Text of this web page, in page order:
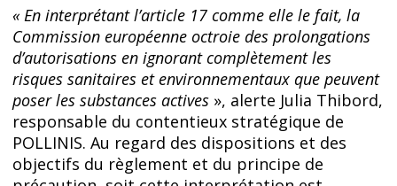
« En interprétant l’article 17 comme elle le fait, la
Commission européenne octroie des prolongations
d’autorisations en ignorant complètement les
risques sanitaires et environnementaux que peuvent
poser les substances actives », alerte Julia Thibord,
responsable du contentieux stratégique de
POLLINIS. Au regard des dispositions et des
objectifs du règlement et du principe de